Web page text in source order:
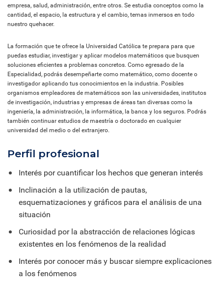
empresa, salud, administración, entre otros. Se estudia conceptos como la
cantidad, el espacio, la estructura y el cambio, temas inmersos en todo
nuestro quehacer.
La formación que te ofrece la Universidad Católica te prepara para que
puedas estudiar, investigar y aplicar modelos matemáticos que busquen
soluciones eficientes a problemas concretos. Como egresado de la
Especialidad, podrás desempeñarte como matemático, como docente o
investigador aplicando tus conocimientos en la industria. Posibles
organismos empleadores de matemáticos son las universidades, institutos
de investigación, industrias y empresas de áreas tan diversas como la
ingeniería, la administración, la informática, la banca y los seguros. Podrás
también continuar estudios de maestría o doctorado en cualquier
universidad del medio o del extranjero.
Perfil profesional
Interés por cuantificar los hechos que generan interés
Inclinación a la utilización de pautas,
esquematizaciones y gráficos para el análisis de una
situación
Curiosidad por la abstracción de relaciones lógicas
existentes en los fenómenos de la realidad
Interés por conocer más y buscar siempre explicaciones
a los fenómenos